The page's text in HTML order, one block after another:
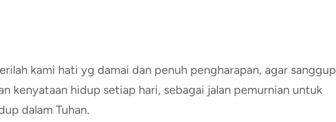
kami hati yg damai dan penuh pengharapan, agar sanggup
kenyataan hidup setiap hari, sebagai jalan pemurnian untuk
dalam Tuhan.